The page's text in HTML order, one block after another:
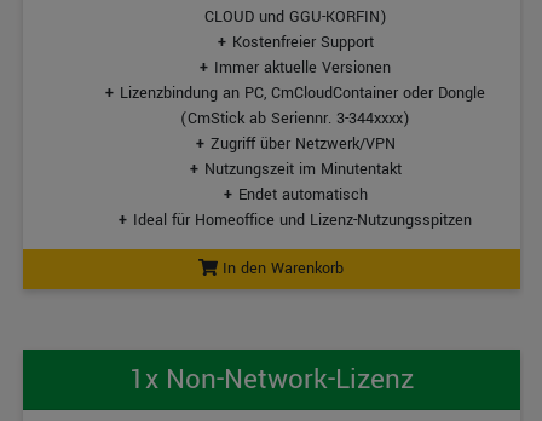
CLOUD und GGU-KORFIN)
Kostenfreier Support
Immer aktuelle Versionen
Lizenzbindung an PC, CmCloudContainer oder Dongle
(CmStick ab Seriennr. 3-344xxxx)
Zugriff über Netzwerk/VPN
Nutzungszeit im Minutentakt
Endet automatisch
Ideal für Homeoffice und Lizenz-Nutzungsspitzen
In den Warenkorb
1x Non-Network-Lizenz